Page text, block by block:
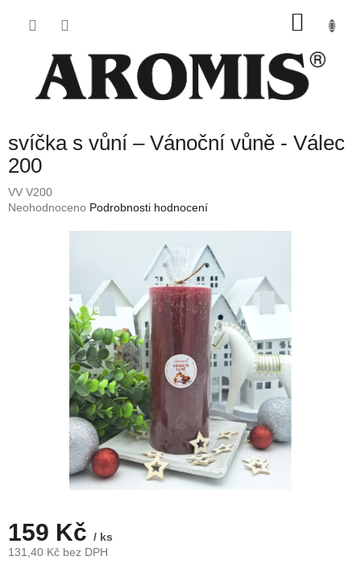
svíčka s vůní – Vánoční vůně - Válec
200
VV V200
Průměrné
Neohodnoceno Podrobnosti hodnocení
159 Kč / ks
131,40 Kč bez DPH